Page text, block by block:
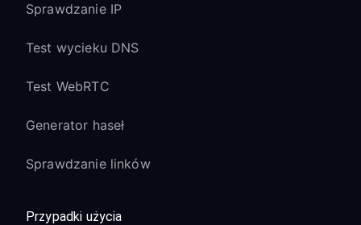
Sprawdzanie IP
Test wycieku DNS
Test WebRTC
Generator haseł
Sprawdzanie linków
Przypadki użycia